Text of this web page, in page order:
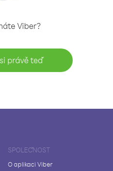
Viber?
právě teď
SPOLEČNOST
O aplikaci Viber